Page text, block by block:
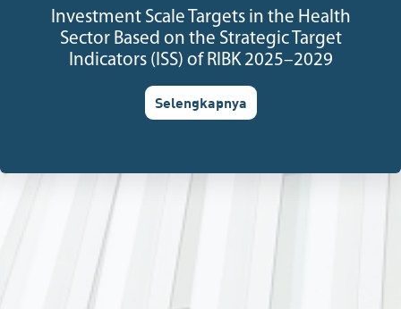
Investment Scale Targets in the Health
Sector Based on the Strategic Target
Indicators (ISS) of RIBK 2025–2029
Selengkapnya